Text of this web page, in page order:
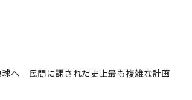
へ 民間に課された史上最も複雑な計画